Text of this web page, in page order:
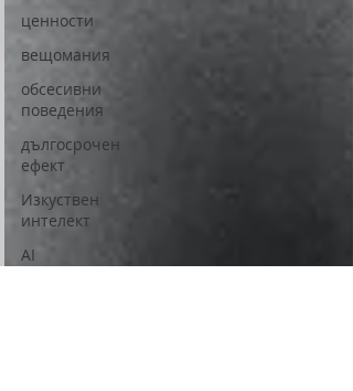
ценности
вещомания
обсесивни
поведения
дългосрочен
ефект
Изкуствен
интелект
AI